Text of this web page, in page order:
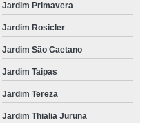
Jardim Primavera
Jardim Rosicler
Jardim São Caetano
Jardim Taipas
Jardim Tereza
Jardim Thialia Juruna